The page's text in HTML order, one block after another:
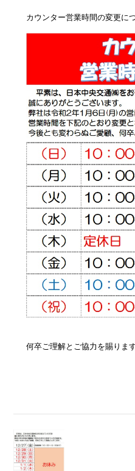
カウンター営業時間の変更に
何卒ご理解とご協力を賜りま